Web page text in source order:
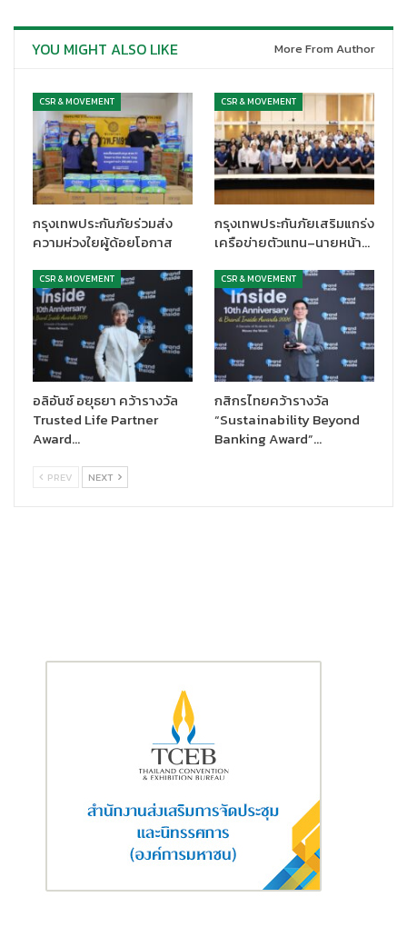
YOU MIGHT ALSO LIKE More From Author
CSR & MOVEMENT
กรุงเทพประกันภัยร่วมส่ง
ความห่วงใยผู้ด้อยโอกาส
CSR & MOVEMENT
กรุงเทพประกันภัยเสริมแกร่ง
เครือข่ายตัวแทน–นายหน้า…
CSR & MOVEMENT
อลิอันซ์ อยุธยา คว้ารางวัล
Trusted Life Partner
Award…
CSR & MOVEMENT
กสิกรไทยคว้ารางวัล
“Sustainability Beyond
Banking Award”…
PREV NEXT